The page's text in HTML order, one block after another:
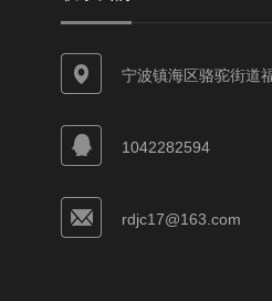
宁波镇海区骆驼街道
1042282594
rdjc17@163.com